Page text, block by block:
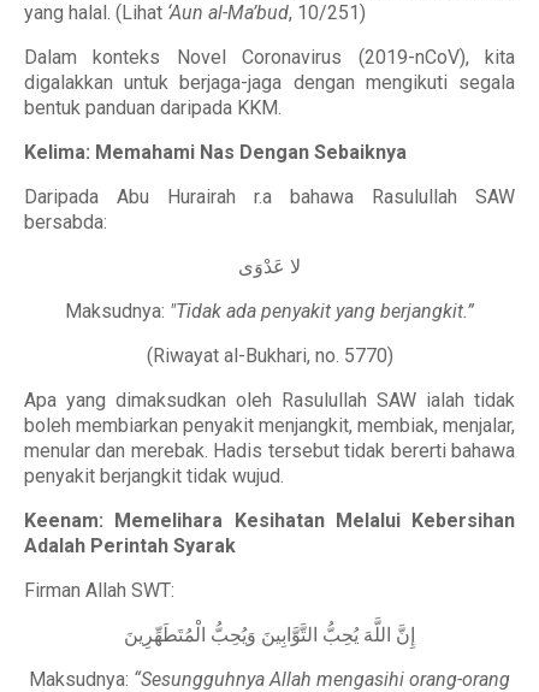
yang halal. (Lihat ‘Aun al-Ma’bud, 10/251)
Dalam konteks Novel Coronavirus (2019-nCoV), kita
digalakkan untuk berjaga-jaga dengan mengikuti segala
bentuk panduan daripada KKM.
Kelima: Memahami Nas Dengan Sebaiknya
Daripada Abu Hurairah r.a bahawa Rasulullah SAW
bersabda:
لا عَدْوَى
Maksudnya: "Tidak ada penyakit yang berjangkit.”
(Riwayat al-Bukhari, no. 5770)
Apa yang dimaksudkan oleh Rasulullah SAW ialah tidak
boleh membiarkan penyakit menjangkit, membiak, menjalar,
menular dan merebak. Hadis tersebut tidak bererti bahawa
penyakit berjangkit tidak wujud.
Keenam: Memelihara Kesihatan Melalui Kebersihan
Adalah Perintah Syarak
Firman Allah SWT:
إِنَّ اللَّهَ يُحِبُّ التَّوَّابِينَ وَيُحِبُّ الْمُتَطَهِّرِينَ
Maksudnya: “Sesungguhnya Allah mengasihi orang-orang